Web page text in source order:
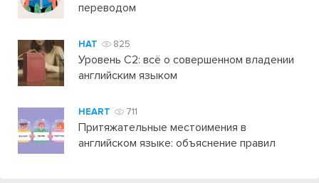
переводом
HAT 825
Уровень C2: всё о совершенном владении
английским языком
HEART 711
Притяжательные местоимения в
английском языке: объяснение правил